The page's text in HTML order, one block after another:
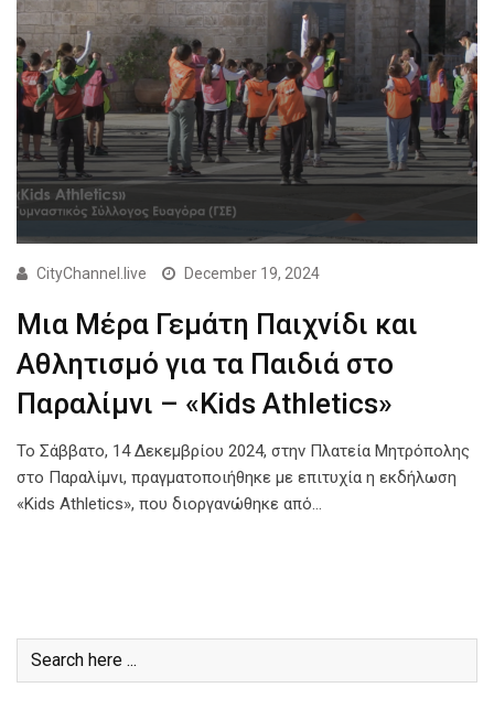
CityChannel.live December 19, 2024
Μια Μέρα Γεμάτη Παιχνίδι και
Αθλητισμό για τα Παιδιά στο
Παραλίμνι – «Kids Athletics»
Το Σάββατο, 14 Δεκεμβρίου 2024, στην Πλατεία Μητρόπολης
στο Παραλίμνι, πραγματοποιήθηκε με επιτυχία η εκδήλωση
«Kids Athletics», που διοργανώθηκε από…